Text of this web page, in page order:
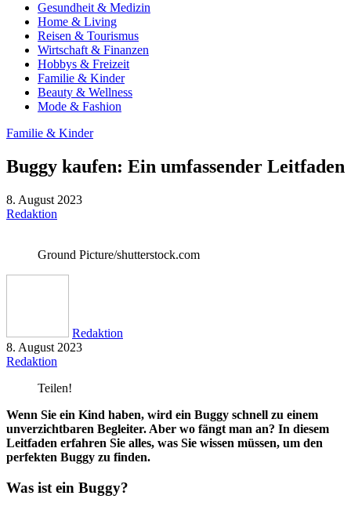
Gesundheit & Medizin
Home & Living
Reisen & Tourismus
Wirtschaft & Finanzen
Hobbys & Freizeit
Familie & Kinder
Beauty & Wellness
Mode & Fashion
Familie & Kinder
Buggy kaufen: Ein umfassender Leitfaden
8. August 2023
Redaktion
Ground Picture/shutterstock.com
Redaktion
8. August 2023
Redaktion
Teilen!
Wenn Sie ein Kind haben, wird ein Buggy schnell zu einem
unverzichtbaren Begleiter. Aber wo fängt man an? In diesem
Leitfaden erfahren Sie alles, was Sie wissen müssen, um den
perfekten Buggy zu finden.
Was ist ein Buggy?